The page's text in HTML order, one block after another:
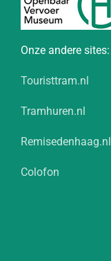
Onze andere sites:
Touristtram.nl
Tramhuren.nl
Remisedenhaag.nl
Colofon